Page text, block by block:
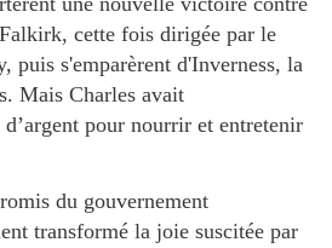
cette fois dirigée par le
puis s'emparèrent d'Inverness, la
Mais Charles avait
d’argent pour nourrir et entretenir
du gouvernement
transformé la joie suscitée par